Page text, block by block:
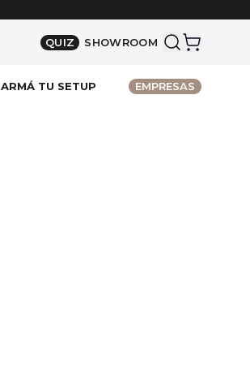
QUIZ SHOWROOM
ARMÁ TU SETUP EMPRESAS